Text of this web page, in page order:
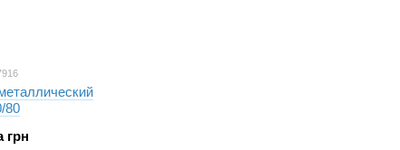
80
грн